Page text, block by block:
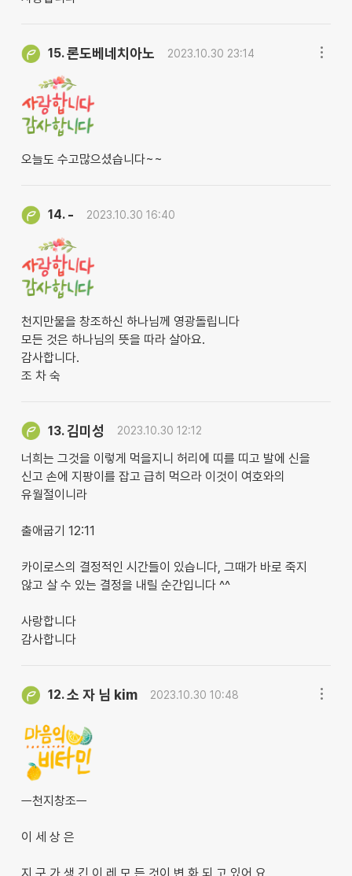
15.론도베네치아노 2023.10.30 23:14
오늘도 수고많으셨습니다~~
14. - 2023.10.30 16:40
천지만물을 창조하신 하나님께 영광돌립니다
모든 것은 하나님의 뜻을 따라 살아요.
감사합니다.
조 차 숙
13.김미성 2023.10.30 12:12
너희는 그것을 이렇게 먹을지니 허리에 띠를 띠고 발에 신을
신고 손에 지팡이를 잡고 급히 먹으라 이것이 여호와의
유월절이니라
출애굽기 12:11
카이로스의 결정적인 시간들이 있습니다, 그때가 바로 죽지
않고 살 수 있는 결정을 내릴 순간입니다 ^^
사랑합니다
감사합니다
12.소 자 님 kim 2023.10.30 10:48
ㅡ천지창조ㅡ
이 세 상 은